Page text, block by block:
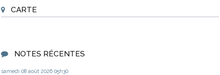
CARTE
NOTES RÉCENTES
samedi 08 août 2026 05h30